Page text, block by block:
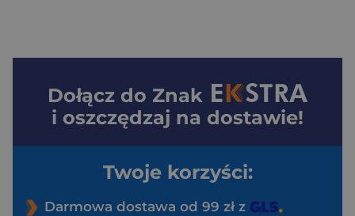
Dołącz do Znak
i oszczędzaj na dostawie!
Twoje korzyści:
Darmowa dostawa od 99 zł z